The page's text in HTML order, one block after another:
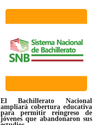
El Bachillerato Nacional
ampliará cobertura educativa
para permitir reingreso de
jóvenes que abandonaron sus